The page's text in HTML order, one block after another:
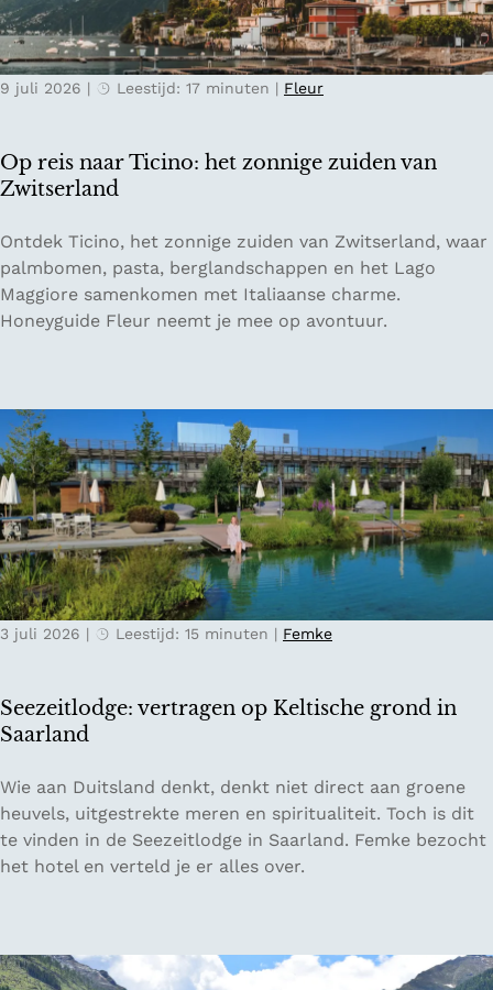
l
k
v
o
r
e
o
n
a
n
n
e
n
n
a
j
a
o
p
e
V
e
l
e
r
n
a
t
e
i
n
d
e
s
e
n
r
i
j
k
s
e
e
r
e
n
:
P
s
Op reis naar Ticino: het zonnige zuiden van
Zwitserland
9 juli 2026 | Leestijd: 17 minuten | Fleur
O
p
r
e
a
r
T
i
c
i
n
o
e
t
o
n
n
i
z
u
Ontdek Ticino, het zonnige zuiden van Zwitserland, waar
palmbomen, pasta, berglandschappen en het Lago
Maggiore samenkomen met Italiaanse charme.
Honeyguide Fleur neemt je mee op avontuur.
Seezeitlodge: vertragen op Keltische grond in
Saarland
3 juli 2026 | Leestijd: 15 minuten | Femke
S
e
e
z
l
Wie aan Duitsland denkt, denkt niet direct aan groene
heuvels, uitgestrekte meren en spiritualiteit. Toch is dit
te vinden in de Seezeitlodge in Saarland. Femke bezocht
het hotel en verteld je er alles over.